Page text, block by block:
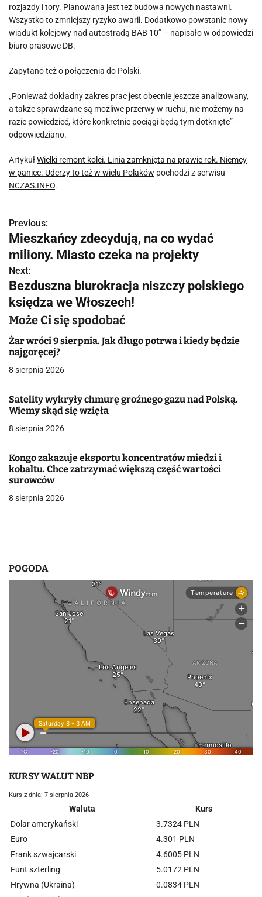
rozjazdy i tory. Planowana jest też budowa nowych nastawni.
Wszystko to zmniejszy ryzyko awarii. Dodatkowo powstanie nowy
wiadukt kolejowy nad autostradą BAB 10” – napisało w odpowiedzi
biuro prasowe DB.
Zapytano też o połączenia do Polski.
„Ponieważ dokładny zakres prac jest obecnie jeszcze analizowany,
a także sprawdzane są możliwe przerwy w ruchu, nie możemy na
razie powiedzieć, które konkretnie pociągi będą tym dotknięte” –
odpowiedziano.
ArtykułWielki remont kolei. Linia zamknięta na prawie rok. Niemcy
w panice. Uderzy to też w wielu Polaków pochodzi z serwisu
NCZAS.INFO.
N
a
w
i
g
a
c
a
w
i
s
Previous:
Mieszkańcy zdecydują, na co wydać
miliony. Miasto czeka na projekty
Next:
Bezduszna biurokracja niszczy polskiego
księdza we Włoszech!
Może Ci się spodobać
Żar wróci 9 sierpnia. Jak długo potrwa i kiedy będzie
najgoręcej?
8 sierpnia 2026
Satelity wykryły chmurę groźnego gazu nad Polską.
Wiemy skąd się wzięła
8 sierpnia 2026
Kongo zakazuje eksportu koncentratów miedzi i
kobaltu. Chce zatrzymać większą część wartości
surowców
8 sierpnia 2026
POGODA
KURSY WALUT NBP
Kurs z dnia: 7 sierpnia 2026
Waluta
Kurs
Dolar amerykański
3.7324 PLN
Euro
4.301 PLN
Frank szwajcarski
4.6005 PLN
Funt szterling
5.0172 PLN
Hrywna (Ukraina)
0.0834 PLN